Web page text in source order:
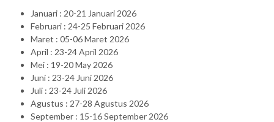
Januari : 20-21 Januari 2026
Februari : 24-25 Februari 2026
Maret : 05-06 Maret 2026
April : 23-24 April 2026
Mei : 19-20 May 2026
Juni : 23-24 Juni 2026
Juli : 23-24 Juli 2026
Agustus : 27-28 Agustus 2026
September : 15-16 September 2026